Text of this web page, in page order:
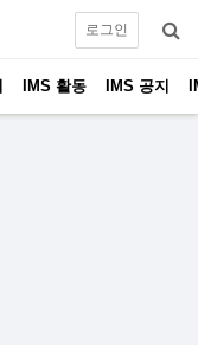
IMS 활동 IMS 공지
로그인